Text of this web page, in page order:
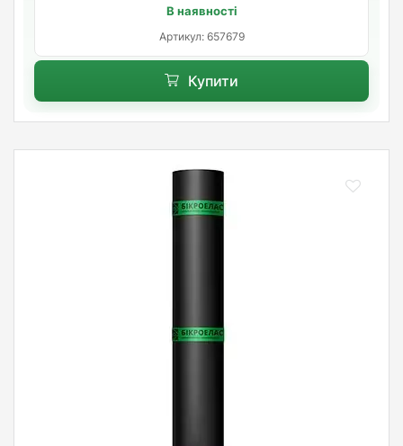
В наявності
Артикул: 657679
Купити